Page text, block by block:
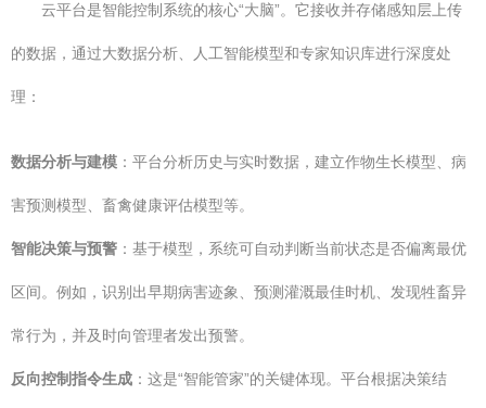
云平台是智能控制系统的核心“大脑”。它接收并存储感知层上传
的数据，通过大数据分析、人工智能模型和专家知识库进行深度处
理：
数据分析与建模 ：平台分析历史与实时数据，建立作物生长模型、病
害预测模型、畜禽健康评估模型等。
智能决策与预警 ：基于模型，系统可自动判断当前状态是否偏离最优
区间。例如，识别出早期病害迹象、预测灌溉最佳时机、发现牲畜异
常行为，并及时向管理者发出预警。
反向控制指令生成 ：这是“智能管家”的关键体现。平台根据决策结